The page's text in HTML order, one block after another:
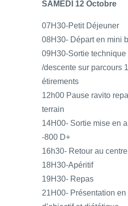
SAMEDI 12 Octobre
07H30-Petit Déjeuner
08H30- Départ en mini
09H30-Sortie technique
/descente sur parcours
étirements
12h00 Pause ravito
terrain
14H00- Sortie mise en
-800 D+
16h30- Retour au
18H30-Apéritif
19H30- Repas
21H00- Présentation